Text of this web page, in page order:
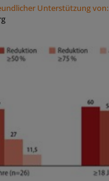
Unterstützung von: